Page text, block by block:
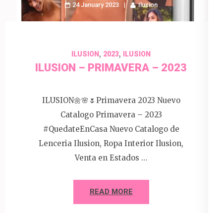
24 January 2023 Ilusion
ILUSION , 2023, ILUSION
ILUSION – PRIMAVERA – 2023
ILUSION🌼🌸🌷Primavera 2023 Nuevo
Catalogo Primavera – 2023
#QuedateEnCasa Nuevo Catalogo de
Lenceria Ilusion, Ropa Interior Ilusion,
Venta en Estados …
READ MORE